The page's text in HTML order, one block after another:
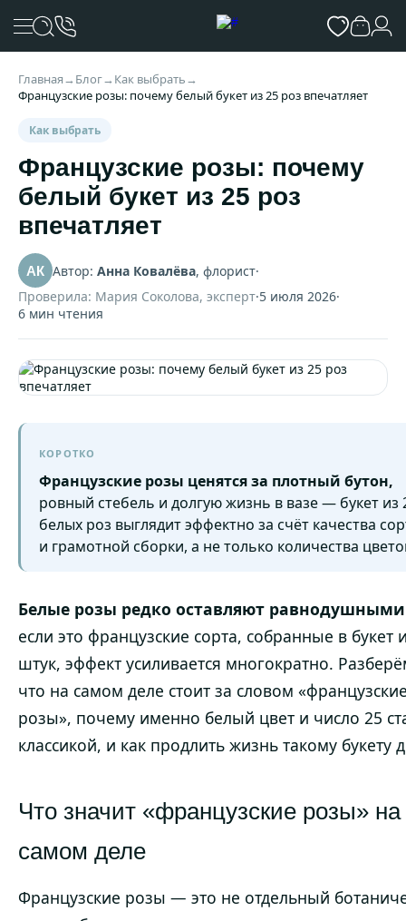
Главная→ Блог→ Как выбрать→
Французские розы: почему белый букет из 25 роз впечатляет
Как выбрать
Французские розы: почему
белый букет из 25 роз
впечатляет
АК Автор: Анна Ковалёва, флорист·
Проверила: Мария Соколова, эксперт·5 июля 2026·
6 мин чтения
КОРОТКО
Французские розы ценятся за плотный бутон,
ровный стебель и долгую жизнь в вазе — букет из
белых роз выглядит эффектно за счёт качества
и грамотной сборки, а не только количества
Белые розы редко оставляют
если это французские сорта, собранные в букет
штук, эффект усиливается многократно.
что на самом деле стоит за словом
розы», почему именно белый цвет и число 25
классикой, и как продлить жизнь такому букету
Что значит «французские розы» на
самом деле
Французские розы — это не отдельный